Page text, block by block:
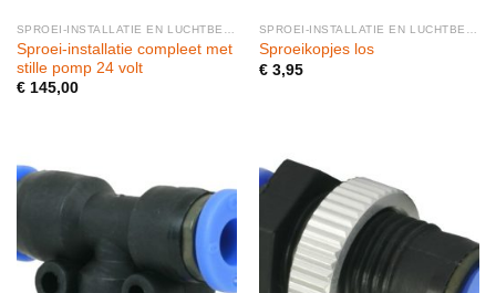
Sproei-installatie compleet met
stille pomp 24 volt
€145,00
Sproeikopjes los
€3,95